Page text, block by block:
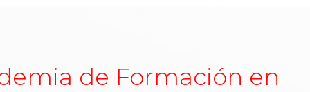
de Formación en